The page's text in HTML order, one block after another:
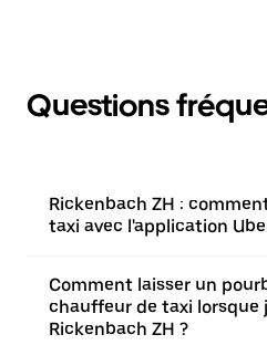
Questions
Rickenbach ZH :
taxi avec l'application
Comment laisser un
chauffeur de taxi lorsque
Rickenbach ZH ?